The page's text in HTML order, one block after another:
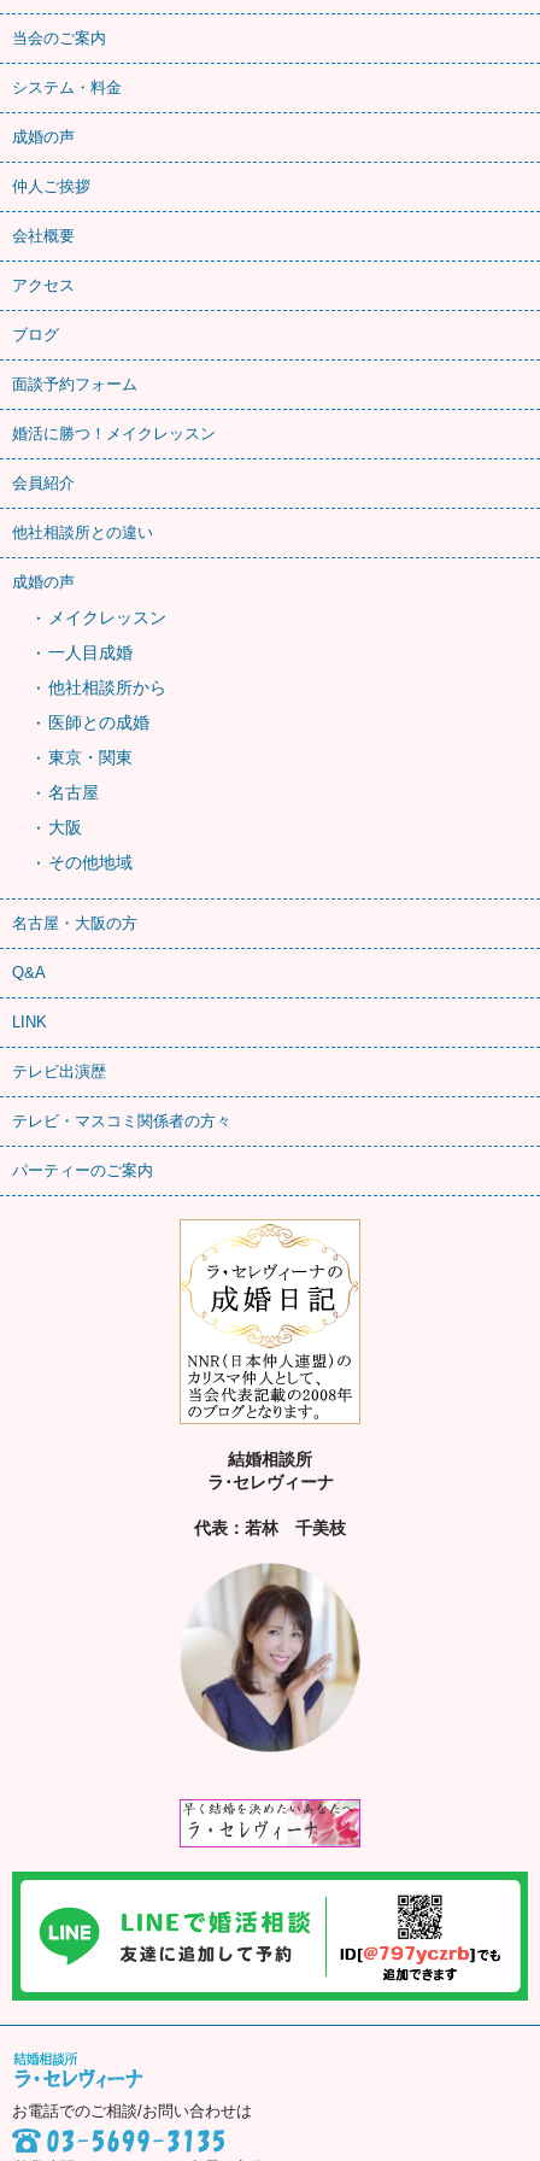
当会のご案内
システム・料金
成婚の声
仲人ご挨拶
会社概要
アクセス
ブログ
面談予約フォーム
婚活に勝つ！メイクレッスン
会員紹介
他社相談所との違い
成婚の声
メイクレッスン
一人目成婚
他社相談所から
医師との成婚
東京・関東
名古屋
大阪
その他地域
名古屋・大阪の方
Q&A
LINK
テレビ出演歴
テレビ・マスコミ関係者の方々
パーティーのご案内
結婚相談所
ラ･セレヴィーナ
代表：若林 千美枝
お電話でのご相談/お問い合わせは